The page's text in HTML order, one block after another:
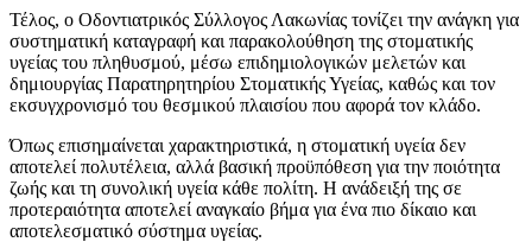
Τέλος, ο Οδοντιατρικός Σύλλογος Λακωνίας τονίζει την ανάγκη για
συστηματική καταγραφή και παρακολούθηση της στοματικής
υγείας του πληθυσμού, μέσω επιδημιολογικών μελετών και
δημιουργίας Παρατηρητηρίου Στοματικής Υγείας, καθώς και τον
εκσυγχρονισμό του θεσμικού πλαισίου που αφορά τον κλάδο.
Όπως επισημαίνεται χαρακτηριστικά, η στοματική υγεία δεν
αποτελεί πολυτέλεια, αλλά βασική προϋπόθεση για την ποιότητα
ζωής και τη συνολική υγεία κάθε πολίτη. Η ανάδειξή της σε
προτεραιότητα αποτελεί αναγκαίο βήμα για ένα πιο δίκαιο και
αποτελεσματικό σύστημα υγείας.